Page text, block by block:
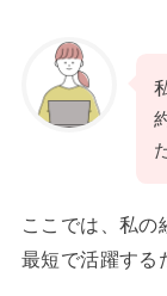
ここでは、私の
最短で活躍する